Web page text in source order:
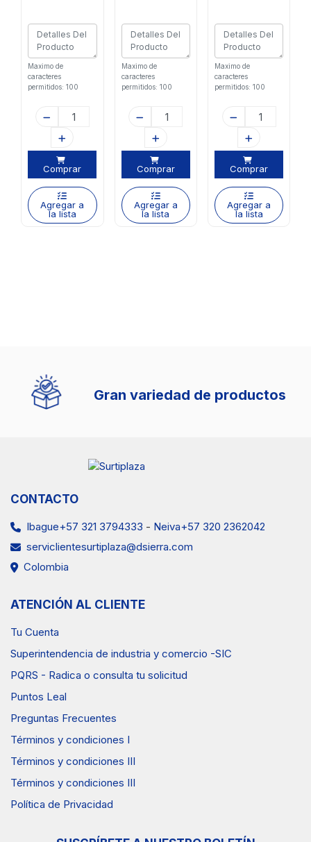
Maximo de
caracteres
permitidos: 100
Comprar
Agregar a
la lista
Maximo de
caracteres
permitidos: 100
Comprar
Agregar a
la lista
Maximo de
caracteres
permitidos: 100
Comprar
Agregar a
la lista
Gran variedad de productos
CONTACTO
Ibague+57 321 3794333 - Neiva+57 320 2362042
serviclientesurtiplaza@dsierra.com
Colombia
ATENCIÓN AL CLIENTE
Tu Cuenta
Superintendencia de industria y comercio -SIC
PQRS - Radica o consulta tu solicitud
Puntos Leal
Preguntas Frecuentes
Términos y condiciones I
Términos y condiciones III
Términos y condiciones III
Política de Privacidad